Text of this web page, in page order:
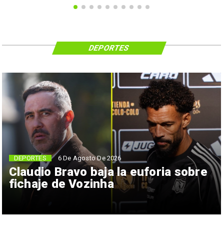
Claudio Bravo baja la euforia sobre
fichaje de Vozinha
DEPORTES 6 De Agosto De 2026
DEPORTES